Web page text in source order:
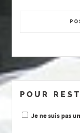
POUR
Je ne suis pas